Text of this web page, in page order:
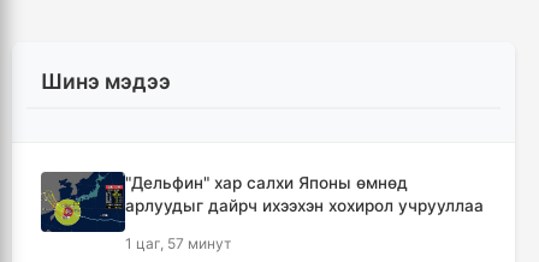
Шинэ мэдээ
"Дельфин" хар салхи Японы өмнөд
арлуудыг дайрч ихээхэн хохирол учрууллаа
1 цаг, 57 минут